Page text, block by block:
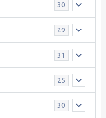
30
29
31
25
30